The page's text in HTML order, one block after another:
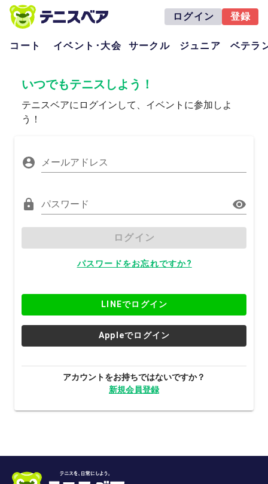
ログイン 登録
コート イベント･大会 サークル ジュニア ベテラ
いつでもテニスしよう！
テニスベアにログインして、イベントに参加しよ
う！
メールアドレス
パスワード
ログイン
パスワードをお忘れですか?
LINEでログイン
Appleでログイン
アカウントをお持ちではないですか？
新規会員登録